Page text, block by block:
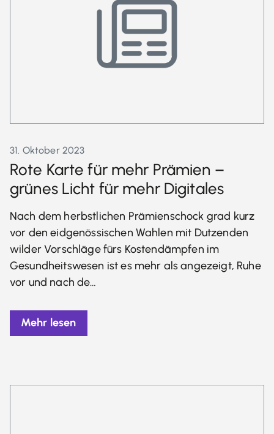
31. Oktober 2023
Rote Karte für mehr Prämien –
grünes Licht für mehr Digitales
Nach dem herbstlichen Prämienschock grad kurz
vor den eidgenössischen Wahlen mit Dutzenden
wilder Vorschläge fürs Kostendämpfen im
Gesundheitswesen ist es mehr als angezeigt, Ruhe
vor und nach de…
Mehr lesen